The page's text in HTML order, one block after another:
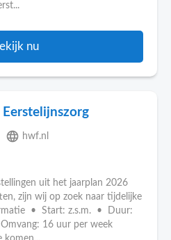
nu
language hwf.nl
uit het jaarplan 2026
zijn wij op zoek naar tijdelijke
• Start: z.s.m. • Duur:
16 uur per week